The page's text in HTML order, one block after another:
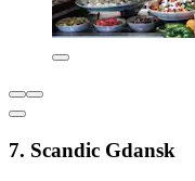
7. Scandic Gdansk